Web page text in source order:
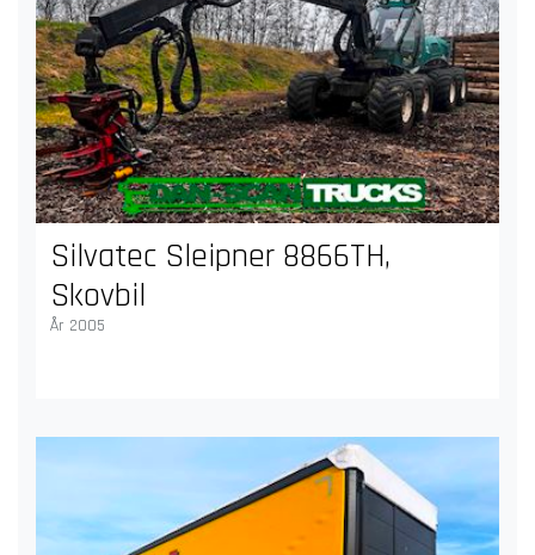
Silvatec Sleipner 8866TH,
Skovbil
År 2005